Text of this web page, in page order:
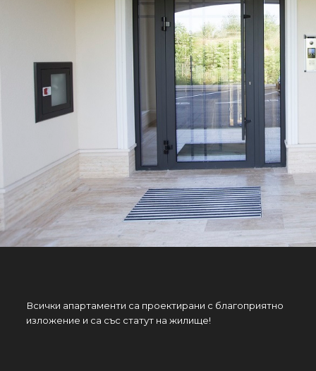
Всички апартаменти са проектирани с благоприятно
изложение и са със статут на жилище!